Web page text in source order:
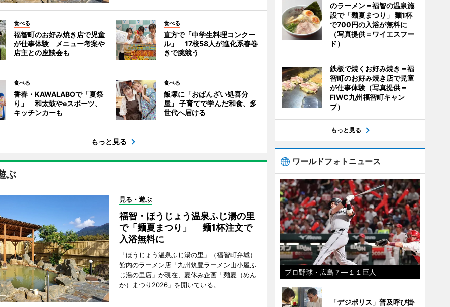
食べる
福智町のお好み焼き店で児童
が仕事体験 メニュー考案や
店主との座談会も
食べる
直方で「中学生料理コンクー
ル」 17校58人が進化系春巻
きで腕競う
食べる
香春・KAWALABOで「夏祭
り」 和太鼓やeスポーツ、
キッチンカーも
食べる
飯塚に「おばんざい処喜分
屋」 子育てで学んだ和食、多
世代へ届ける
もっと見る
ぶ
見る・遊ぶ
福智・ほうじょう温泉ふじ湯の里
で「麺夏まつり」 麺1杯注文で
入浴無料に
「ほうじょう温泉ふじ湯の里」（福智町弁城）
館内のラーメン店「九州筑豊ラーメン山小屋ふ
じ湯の里店」が現在、夏休み企画「麺夏（めん
か）まつり2026」を開いている。
のラーメン＝福智の温泉施
設で「麺夏まつり」 麺1杯
で700円の入浴が無料に
（写真提供＝ワイエスフー
ド）
鉄板で焼くお好み焼き＝福
智町のお好み焼き店で児童
が仕事体験（写真提供＝
FIWC九州福智町キャン
プ）
もっと見る
ワールドフォトニュース
プロ野球・広島７―１１巨人
「デジポリス」普及呼び掛